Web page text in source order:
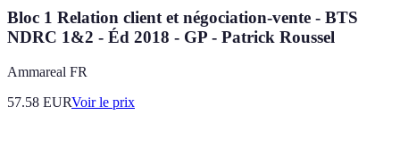
Bloc 1 Relation client et négociation-vente - BTS
NDRC 1&2 - Éd 2018 - GP - Patrick Roussel
Ammareal FR
57.58 EURVoir le prix